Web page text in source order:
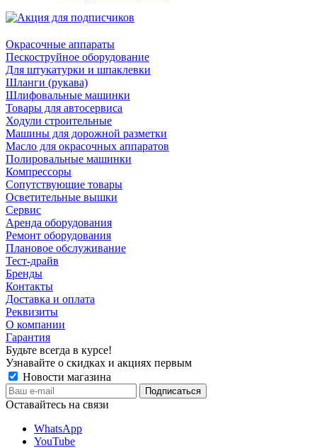
Окрасочные аппараты
Пескоструйное оборудование
Для штукатурки и шпаклевки
Шланги (рукава)
Шлифовальные машинки
Товары для автосервиса
Ходули строительные
Машины для дорожной разметки
Масло для окрасочных аппаратов
Полировальные машинки
Компрессоры
Сопутствующие товары
Осветительные вышки
Сервис
Аренда оборудования
Ремонт оборудования
Плановое обслуживание
Тест-драйв
Бренды
Контакты
Доставка и оплата
Реквизиты
О компании
Гарантия
Будьте всегда в курсе!
Узнавайте о скидках и акциях первым
Новости магазина
Оставайтесь на связи
WhatsApp
YouTube